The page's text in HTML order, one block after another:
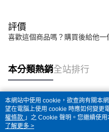
評價
喜歡這個商品嗎？購買後給他一
本分類熱銷全站排行
熱門標籤
本網站中使用 cookie，欲查詢有關本
望在電腦上使用 cookie 時應如何變更
權條款 」之 Cookie 聲明。您繼續使
用條款之 Cookie 聲明使用 cookie。
了解更多 >